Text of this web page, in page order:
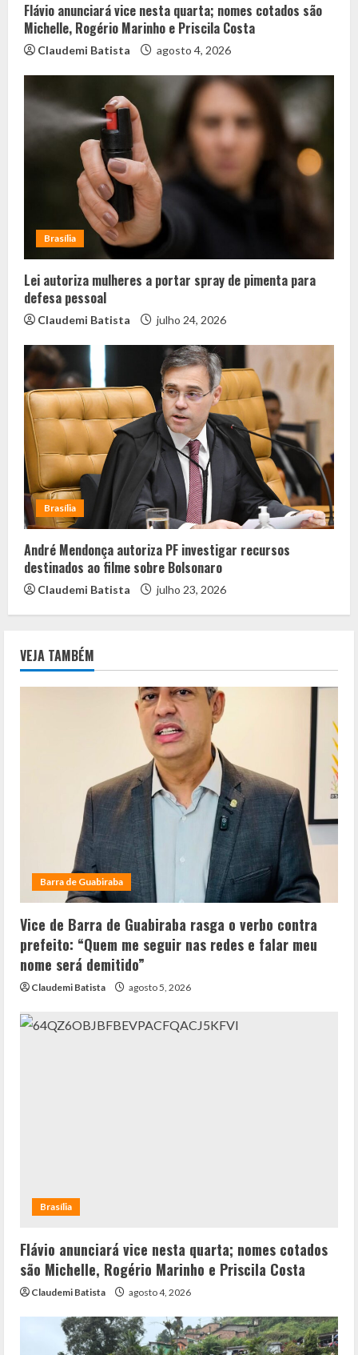
Flávio anunciará vice nesta quarta; nomes cotados são
Michelle, Rogério Marinho e Priscila Costa
Claudemi Batista agosto 4, 2026
Brasília
Lei autoriza mulheres a portar spray de pimenta para
defesa pessoal
Claudemi Batista julho 24, 2026
Brasília
André Mendonça autoriza PF investigar recursos
destinados ao filme sobre Bolsonaro
Claudemi Batista julho 23, 2026
VEJA TAMBÉM
Barra de Guabiraba
Vice de Barra de Guabiraba rasga o verbo contra
prefeito: “Quem me seguir nas redes e falar meu
nome será demitido”
Claudemi Batista agosto 5, 2026
Brasília
Flávio anunciará vice nesta quarta; nomes cotados
são Michelle, Rogério Marinho e Priscila Costa
Claudemi Batista agosto 4, 2026